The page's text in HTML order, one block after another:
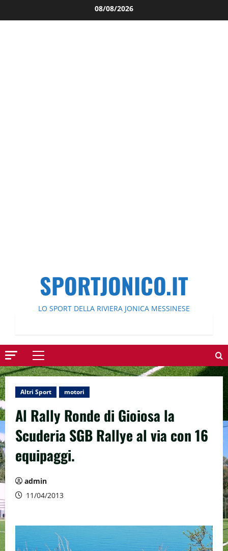
al
08/08/2026
SPORTJONICO.IT
LO SPORT DELLA RIVIERA JONICA MESSINESE
Menu
principale
Altri Sport motori
Al Rally Ronde di Gioiosa la
Scuderia SGB Rallye al via con 16
equipaggi.
admin
11/04/2013